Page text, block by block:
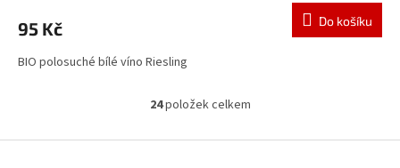
95 Kč Do košíku
BIO polosuché bílé víno Riesling
O
l
24položek celkem